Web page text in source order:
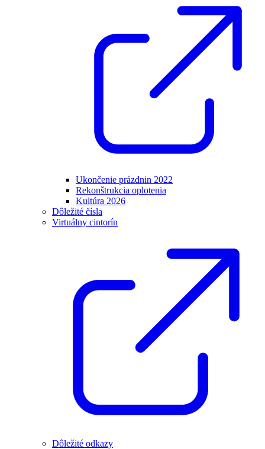
Ukončenie prázdnin 2022
Rekonštrukcia oplotenia
Kultúra 2026
Dôležité čísla
Virtuálny cintorín
Dôležité odkazy